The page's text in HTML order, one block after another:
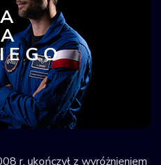
r. ukończył z wyróżnieniem